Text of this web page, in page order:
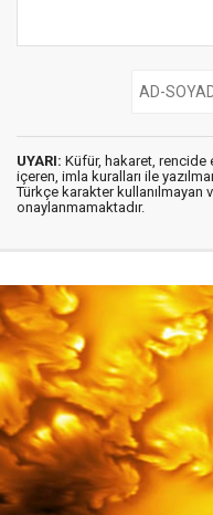
UYARI: Küfür, hakaret, rencide
içeren, imla kuralları ile
Türkçe karakter kullanılmayan
onaylanmamaktadır.